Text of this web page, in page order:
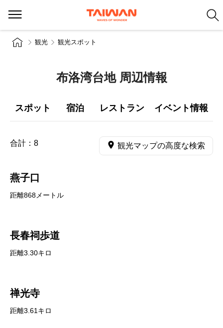
観光 観光スポット
布洛湾台地 周辺情報
スポット 宿泊 レストラン イベント情報
合計： 8 観光マップの高度な検索
燕子口
距離868メートル
長春祠歩道
距離3.30キロ
禅光寺
距離3.61キロ